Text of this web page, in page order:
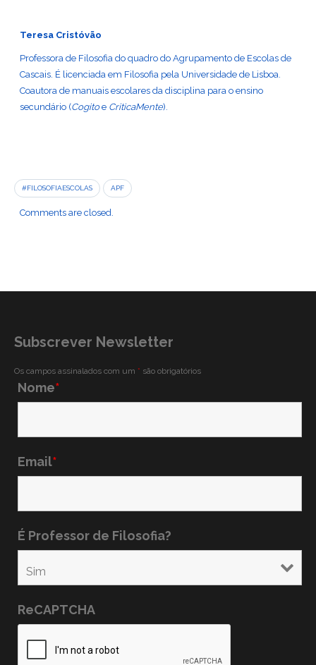
Teresa Cristóvão
Professora de Filosofia do quadro do Agrupamento de Escolas de
Cascais. É licenciada em Filosofia pela Universidade de Lisboa.
Coautora de manuais escolares da disciplina para o ensino
secundário (Cogitoe CriticaMente).
#FILOSOFIAESCOLAS APF
Comments are closed.
Subscrever Newsletter
Os campos assinalados com um * são obrigatórios
Nome*
Email*
É Professor de Filosofia?
ReCAPTCHA